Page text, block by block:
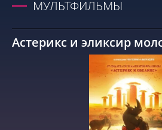
МУЛЬТФИЛЬМЫ
Астерикс и эликсир